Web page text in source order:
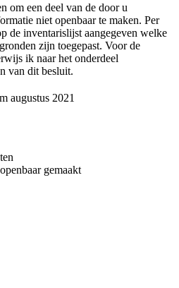
om een deel van de door u
niet openbaar te maken. Per
de inventarislijst aangegeven welke
zijn toegepast. Voor de
ik naar het onderdeel
van dit besluit.
augustus 2021
gemaakt